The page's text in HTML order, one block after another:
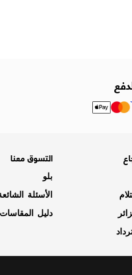
التسوق معنا
بلو
الأسئلة
دليل المقاسات